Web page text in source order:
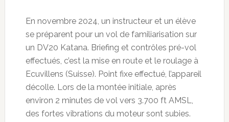
En novembre 2024, un instructeur et un élève
se préparent pour un vol de familiarisation sur
un DV20 Katana. Briefing et contrôles pré-vol
effectués, c’est la mise en route et le roulage à
Ecuvillens (Suisse). Point fixe effectué, l’appareil
décolle. Lors de la montée initiale, après
environ 2 minutes de vol vers 3.700 ft AMSL,
des fortes vibrations du moteur sont subies.